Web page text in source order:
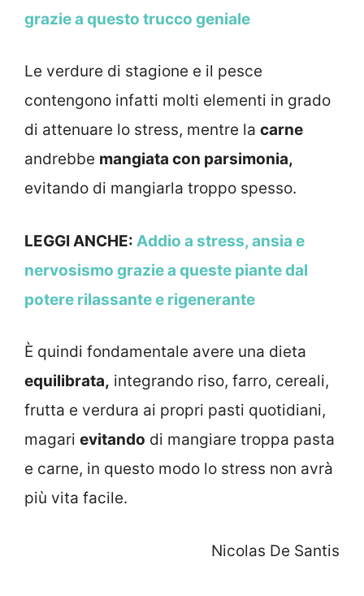
grazie a questo trucco geniale
Le verdure di stagione e il pesce
contengono infatti molti elementi in grado
di attenuare lo stress, mentre la carne
andrebbe mangiata con parsimonia,
evitando di mangiarla troppo spesso.
LEGGI ANCHE: Addio a stress, ansia e
nervosismo grazie a queste piante dal
potere rilassante e rigenerante
È quindi fondamentale avere una dieta
equilibrata, integrando riso, farro, cereali,
frutta e verdura ai propri pasti quotidiani,
magari evitando di mangiare troppa pasta
e carne, in questo modo lo stress non avrà
più vita facile.
Nicolas De Santis